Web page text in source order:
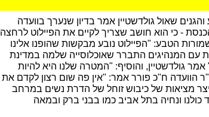
שאול גולדשטיין אמר בדיון שנערך בוועדה
- כי הוא חושב שצריך לקיים את הפיילוט לרחצה
הטבע: "הפיילוט נובע מבקשות שהופנו אלינו
עם המנהיגים התברר שאוכלוסייה שלמה במדינת
גולדשטיין, והוסיף: "המטרה שלנו היא להיות
הוועדה ח"כ פורר אמר: "אין פה שום רצון לקדם את
מציאות של כיבוש זוחל של הדרת נשים במרחב
כולנו ונחיה בתל אביב כמו בבני ברק ובמאה